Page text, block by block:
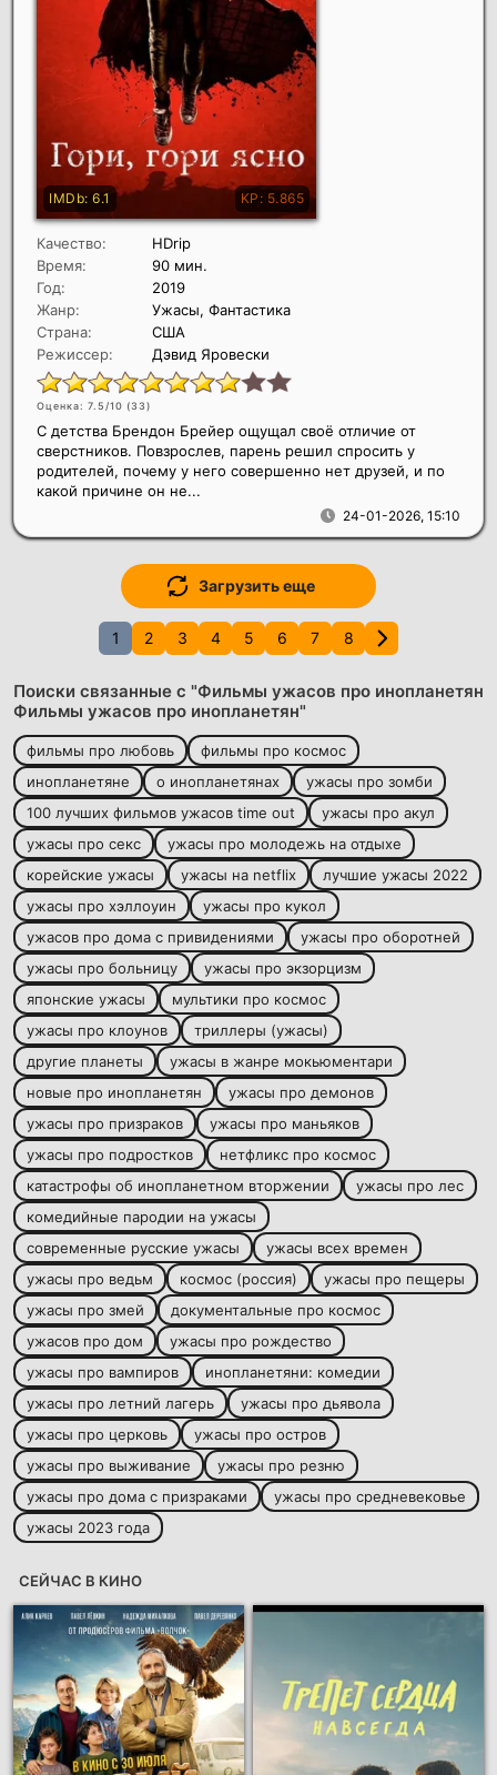
Качество:
HDrip
Время:
90 мин.
Год:
2019
Жанр:
Ужасы, Фантастика
Страна:
США
Режиссер:
Дэвид Яровески
Оценка: 7.5/10 (33)
24-01-2026, 15:10
С детства Брендон Брейер ощущал своё отличие от
сверстников. Повзрослев, парень решил спросить у
родителей, почему у него совершенно нет друзей, и по
какой причине он не...
Загрузить еще
1 2 3 4 5 6 7 8
Поиски связанные с "Фильмы ужасов про инопланетян
Фильмы ужасов про инопланетян"
фильмы про любовь
фильмы про космос
инопланетяне
о инопланетянах
ужасы про зомби
100 лучших фильмов ужасов time out
ужасы про акул
ужасы про секс
ужасы про молодежь на отдыхе
корейские ужасы
ужасы на netflix
лучшие ужасы 2022
ужасы про хэллоуин
ужасы про кукол
ужасов про дома с привидениями
ужасы про оборотней
ужасы про больницу
ужасы про экзорцизм
японские ужасы
мультики про космос
ужасы про клоунов
триллеры (ужасы)
другие планеты
ужасы в жанре мокьюментари
новые про инопланетян
ужасы про демонов
ужасы про призраков
ужасы про маньяков
ужасы про подростков
нетфликс про космос
катастрофы об инопланетном вторжении
ужасы про лес
комедийные пародии на ужасы
современные русские ужасы
ужасы всех времен
ужасы про ведьм
космос (россия)
ужасы про пещеры
ужасы про змей
документальные про космос
ужасов про дом
ужасы про рождество
ужасы про вампиров
инопланетяни: комедии
ужасы про летний лагерь
ужасы про дьявола
ужасы про церковь
ужасы про остров
ужасы про выживание
ужасы про резню
ужасы про дома с призраками
ужасы про средневековье
ужасы 2023 года
СЕЙЧАС В КИНО